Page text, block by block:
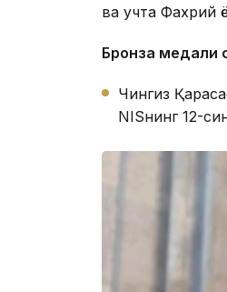
ва учта Фахрий
Бронза медали
Чингиз
NISнинг 12-